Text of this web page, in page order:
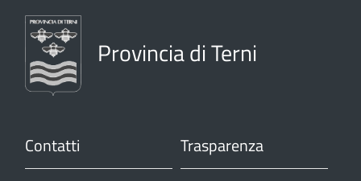
Provincia di Terni
Contatti Trasparenza